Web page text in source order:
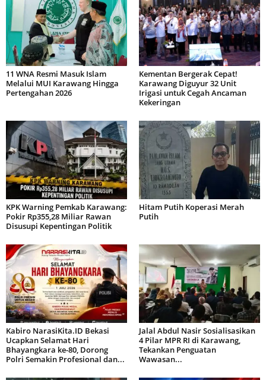
11 WNA Resmi Masuk Islam
Melalui MUI Karawang Hingga
Pertengahan 2026
Kementan Bergerak Cepat!
Karawang Diguyur 32 Unit
Irigasi untuk Cegah Ancaman
Kekeringan
KPK Warning Pemkab Karawang:
Pokir Rp355,28 Miliar Rawan
Disusupi Kepentingan Politik
Hitam Putih Koperasi Merah
Putih
Kabiro NarasiKita.ID Bekasi
Ucapkan Selamat Hari
Bhayangkara ke-80, Dorong
Polri Semakin Profesional dan...
Jalal Abdul Nasir Sosialisasikan
4 Pilar MPR RI di Karawang,
Tekankan Penguatan
Wawasan...